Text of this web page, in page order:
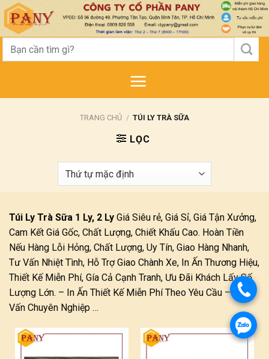
Skip
to
content
kiếm:
TRANG CHỦ / TÚI LY TRÀ SỮA
LỌC
Túi Ly Trà Sữa 1 Ly, 2 Ly Giá Siêu rẻ, Giá Sỉ, Giá Tận Xưởng,
Cam Kết Giá Gốc, Chất Lượng, Chiết Khấu Cao. Hoàn Tiền
Nếu Hàng Lỗi Hỏng, Chất Lượng, Uy Tín, Giao Hàng Nhanh,
Tư Vấn Nhiệt Tình, Hỗ Trợ Giao Chành Xe, In Ấn Thương Hiệu,
Thiết Kế Miễn Phí, Gía Cả Cạnh Tranh, Ưu Đãi Khách Lấy Số
Lượng Lớn. – In Ấn Thiết Kế Miễn Phí Theo Yêu Cầu – Tư
Vấn Chuyên Nghiệp …